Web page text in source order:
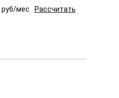
руб/мес Рассчитать